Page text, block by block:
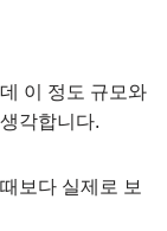
이 정도 규모와
각합니다.
보다 실제로 보